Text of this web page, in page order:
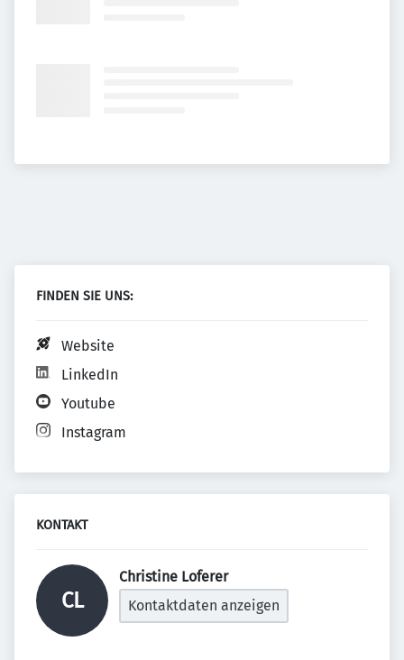
FINDEN SIE UNS:
Website
LinkedIn
Youtube
Instagram
KONTAKT
CL
Christine Loferer
Kontaktdaten anzeigen